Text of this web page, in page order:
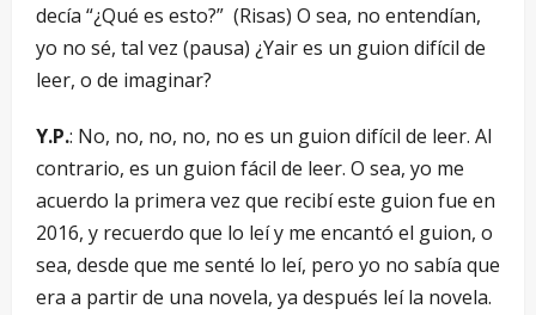
decía “¿Qué es esto?” (Risas) O sea, no entendían,
yo no sé, tal vez (pausa) ¿Yair es un guion difícil de
leer, o de imaginar?
Y.P.: No, no, no, no, no es un guion difícil de leer. Al
contrario, es un guion fácil de leer. O sea, yo me
acuerdo la primera vez que recibí este guion fue en
2016, y recuerdo que lo leí y me encantó el guion, o
sea, desde que me senté lo leí, pero yo no sabía que
era a partir de una novela, ya después leí la novela.